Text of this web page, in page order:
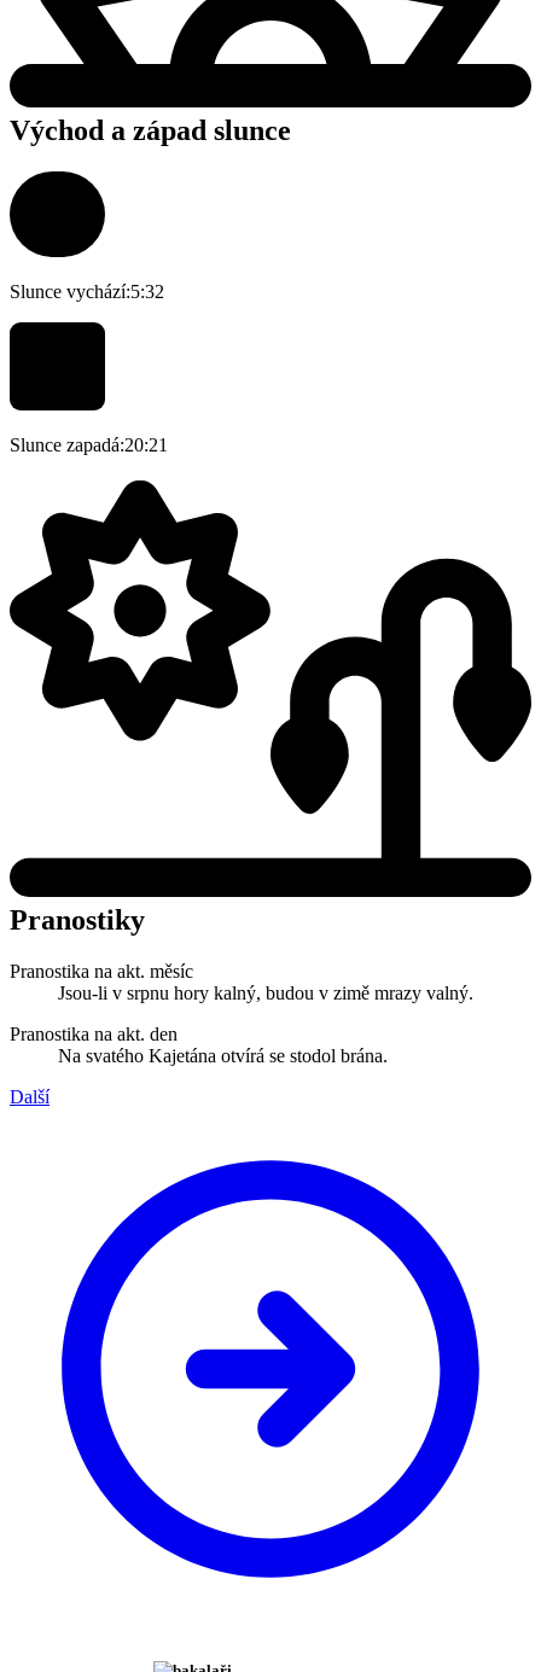
Východ a západ slunce
Slunce vychází:5:32
Slunce zapadá:20:21
Pranostiky
Pranostika na akt. měsíc
Jsou-li v srpnu hory kalný, budou v zimě mrazy valný.
Pranostika na akt. den
Na svatého Kajetána otvírá se stodol brána.
Další